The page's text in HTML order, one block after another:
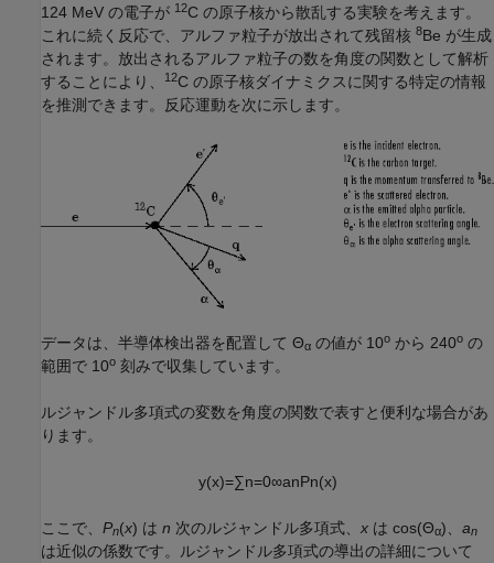
124 MeV の電子が 12C の原子核から散乱する実験を考えます。
これに続く反応で、アルファ粒子が放出されて残留核 8Be が生成
されます。放出されるアルファ粒子の数を角度の関数として解析
することにより、
12C の原子核ダイナミクスに関する特定の情報
を推測できます。反応運動を次に示します。
データは、半導体検出器を配置して Θα の値が 10o から 240o の
範囲で 10o 刻みで収集しています。
ルジャンドル多項式の変数を角度の関数で表すと便利な場合があ
ります。
y(x)=∑n=0∞anPn(x)
ここで、 Pn(x) は n 次のルジャンドル多項式、 x は cos(Θα)、 an
は近似の係数です。ルジャンドル多項式の導出の詳細について